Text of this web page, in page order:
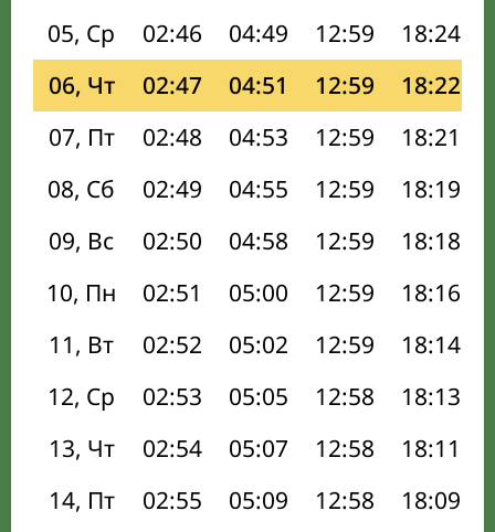
05, Ср
02:46 04:49 12:59 18:24
06, Чт
02:47 04:51 12:59 18:22
07, Пт
02:48 04:53 12:59 18:21
08, Сб
02:49 04:55 12:59 18:19
09, Вс
02:50 04:58 12:59 18:18
10, Пн
02:51 05:00 12:59 18:16
11, Вт
02:52 05:02 12:59 18:14
12, Ср
02:53 05:05 12:58 18:13
13, Чт
02:54 05:07 12:58 18:11
14, Пт
02:55 05:09 12:58 18:09